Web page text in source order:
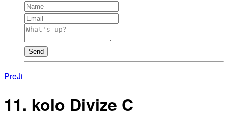
Send
PreJi
11. kolo Divize C